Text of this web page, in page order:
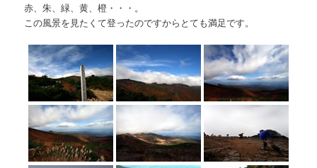
赤、朱、緑、黄、橙・・・。
この風景を見たくて登ったのですからとても満足です。